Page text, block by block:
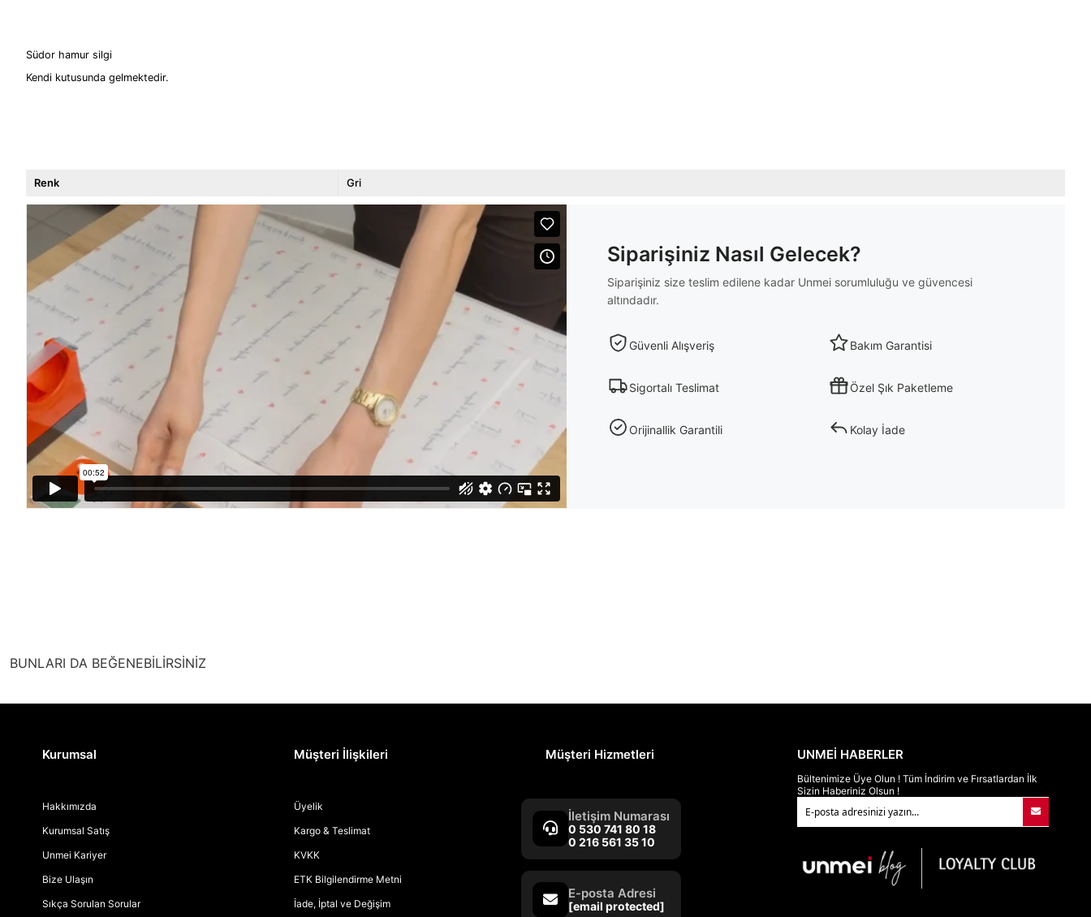
Südor hamur silgi
Kendi kutusunda gelmektedir.
Renk Gri
Siparişiniz Nasıl Gelecek?
Siparişiniz size teslim edilene kadar Unmei sorumluluğu ve güvencesi
altındadır.
Güvenli Alışveriş Bakım Garantisi
Sigortalı Teslimat Özel Şık Paketleme
Orijinallik Garantili Kolay İade
BUNLARI DA BEĞENEBİLİRSİNİZ
Kurumsal
Hakkımızda
Kurumsal Satış
Unmei Kariyer
Bize Ulaşın
Sıkça Sorulan Sorular
Müşteri İlişkileri
Üyelik
Kargo & Teslimat
KVKK
ETK Bilgilendirme Metni
İade, İptal ve Değişim
Müşteri Hizmetleri
İletişim Numarası
0 530 741 80 18
0 216 561 35 10
E-posta Adresi
[email protected]
UNMEİ HABERLER
Bültenimize Üye Olun ! Tüm İndirim ve Fırsatlardan İlk
Sizin Haberiniz Olsun !